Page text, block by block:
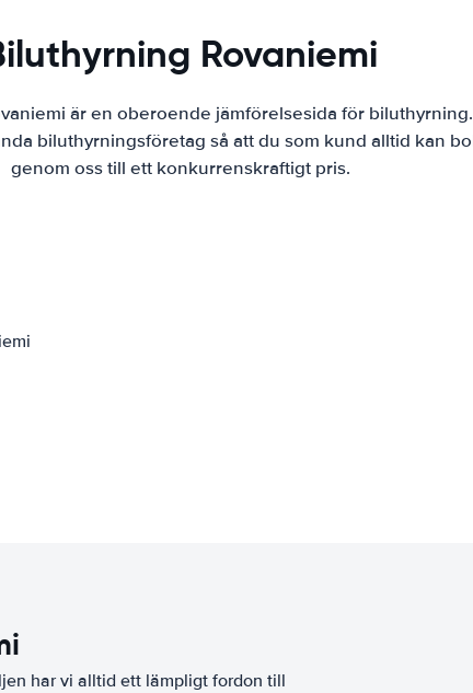
Rovaniemi
är en oberoende jämförelsesida för
biluthyrningsföretag så att du som kund alltid kan
genom oss till ett konkurrenskraftigt pris.
har vi alltid ett lämpligt fordon till